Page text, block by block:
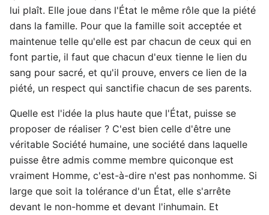
lui plaît. Elle joue dans l'État le même rôle que la piété
dans la famille. Pour que la famille soit acceptée et
maintenue telle qu'elle est par chacun de ceux qui en
font partie, il faut que chacun d'eux tienne le lien du
sang pour sacré, et qu'il prouve, envers ce lien de la
piété, un respect qui sanctifie chacun de ses parents.
Quelle est l'idée la plus haute que l'État, puisse se
proposer de réaliser ? C'est bien celle d'être une
véritable Société humaine, une société dans laquelle
puisse être admis comme membre quiconque est
vraiment Homme, c'est-à-dire n'est pas nonhomme. Si
large que soit la tolérance d'un État, elle s'arrête
devant le non-homme et devant l'inhumain. Et